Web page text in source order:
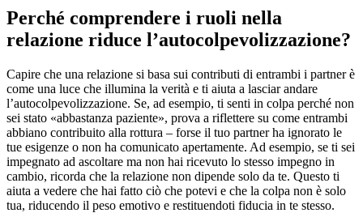
Perché comprendere i ruoli nella
relazione riduce l’autocolpevolizzazione?
Capire che una relazione si basa sui contributi di entrambi i partner è
come una luce che illumina la verità e ti aiuta a lasciar andare
l’autocolpevolizzazione. Se, ad esempio, ti senti in colpa perché non
sei stato «abbastanza paziente», prova a riflettere su come entrambi
abbiano contribuito alla rottura – forse il tuo partner ha ignorato le
tue esigenze o non ha comunicato apertamente. Ad esempio, se ti sei
impegnato ad ascoltare ma non hai ricevuto lo stesso impegno in
cambio, ricorda che la relazione non dipende solo da te. Questo ti
aiuta a vedere che hai fatto ciò che potevi e che la colpa non è solo
tua, riducendo il peso emotivo e restituendoti fiducia in te stesso.